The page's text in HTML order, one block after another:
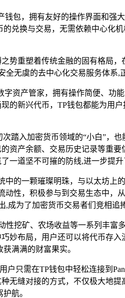
包，拥有友好的操作界面和强
兑换与交易，无需依赖中心化
势重塑着传统金融的固有格局
无虞的去中心化交易服务体系,
资产管家，拥有操作简便、功能
的新兴代币，TP钱包都能为用
踏入加密货币领域的“小白”，
资产余额、交易历史记录等重
一道坚不可摧的防线,进一步提升
的一颗璀璨明珠，与以太坊上
性，积极参与到交易生态中，
成为了加密货币交易者们竞相追
性挖矿、农场收益等一系列丰
妙布局，用户还可以将代币存
满满的财富果实。
只需在TP钱包中轻松连接到
无缝对接的方式，不仅极大地
航。